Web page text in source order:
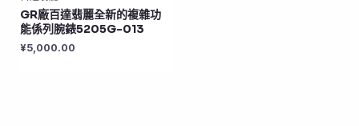
GR廠百達翡麗全新的複雜功
能係列腕錶5205G-013
¥5,000.00